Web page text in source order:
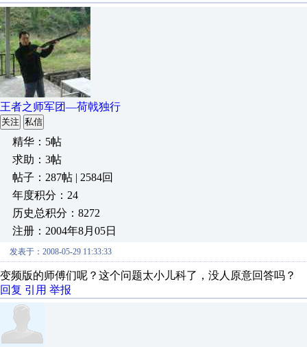
王者之师军团—荷戟独行
关注 私信
精华：5帖
求助：3帖
帖子：287帖 | 2584回
年度积分：24
历史总积分：8272
注册：2004年8月05日
发表于：2008-05-29 11:33:33
变频版的师傅们呢？这个问题太小儿科了，没人原意回答吗？
回复 引用 举报